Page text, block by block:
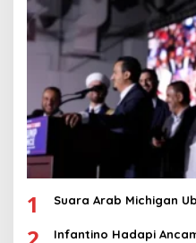
1 Suara Arab Michigan
Infantino Hadapi